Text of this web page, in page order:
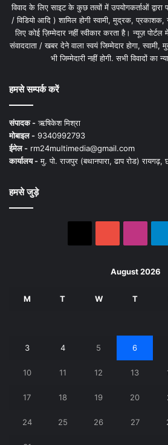
विवाद के लिए साइट के कुछ तत्वों में उपयोगकर्ताओं
/ विडियो आदि ) शामिल होगी स्वामी, मुद्रक,
लिए कोई ज़िम्मेदार नहीं स्वीकार करता है। न्यूज़
संवाददाता / खबर देने वाला स्वयं जिम्मेदार होगा,
भी जिम्मेदारी नहीं होगी. सभी विवादों का
हमसे सम्पर्क करें
संपादक -ऋषिकेश मिश्रा
मोबाइल - 9340992793
ईमेल - rm24multimedia@gmail.com
कार्यालय -मु. पो. राजपुर (बथानपारा, ढाप रोड)
हमसे जुड़े
August 2026
M T W T
3 4 5 6
10 11 12 13
17 18 19 20
24 25 26 27